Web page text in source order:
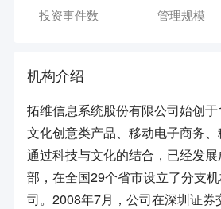
投资事件数 管理规模
机构介绍
拓维信息系统股份有限公司始创
文化创意类产品、移动电子商务、
通过科技与文化的结合，已经发
部，在全国29个省市设立了分支
司。2008年7月，公司在深圳证券